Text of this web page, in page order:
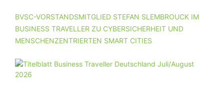
BVSC-VORSTANDSMITGLIED STEFAN SLEMBROUCK IM
BUSINESS TRAVELLER ZU CYBERSICHERHEIT UND
MENSCHENZENTRIERTEN SMART CITIES